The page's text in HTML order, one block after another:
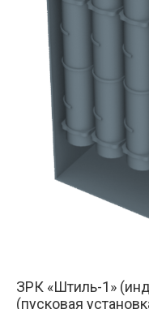
ЗРК «Штиль-1»
(пусковая